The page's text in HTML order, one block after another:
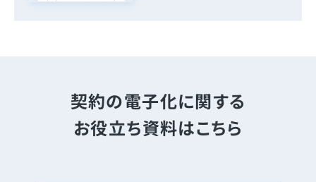
契約の電子化に関する
お役立ち資料はこちら